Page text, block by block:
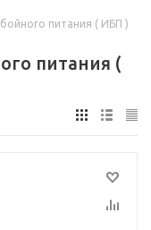
питания ( ИБП )
питания (